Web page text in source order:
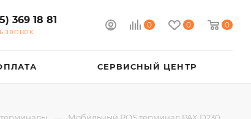
0 0 0
369 18 81
ЗВОНОК
СЕРВИСНЫЙ ЦЕНТР